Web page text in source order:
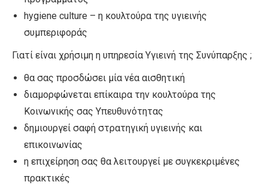
hygiene culture – η κουλτούρα της υγιεινής
συμπεριφοράς
Γιατί είναι χρήσιμη η υπηρεσία Υγιεινή της Συνύπαρξης ;
θα σας προσδώσει μία νέα αισθητική
διαμορφώνεται επίκαιρα την κουλτούρα της
Κοινωνικής σας Υπευθυνότητας
δημιουργεί σαφή στρατηγική υγιεινής και
επικοινωνίας
η επιχείρηση σας θα λειτουργεί με συγκεκριμένες
πρακτικές